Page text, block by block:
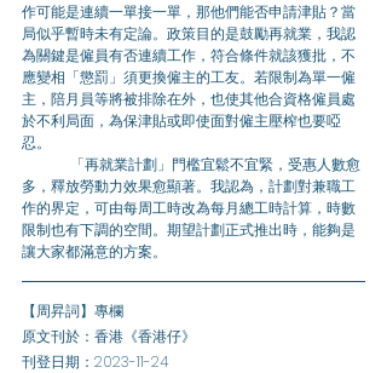
作可能是連續一單接一單，那他們能否申請津貼？當
局似乎暫時未有定論。政策目的是鼓勵再就業，我認
為關鍵是僱員有否連續工作，符合條件就該獲批，不
應變相「懲罰」須更換僱主的工友。若限制為單一僱
主，陪月員等將被排除在外，也使其他合資格僱員處
於不利局面，為保津貼或即使面對僱主壓榨也要啞
忍。
多，釋放勞動力效果愈顯著。我認為，計劃對兼職工
作的界定，可由每周工時改為每月總工時計算，時數
限制也有下調的空間。期望計劃正式推出時，能夠是
讓大家都滿意的方案。
【周昇詞】專欄
原文刊於：香港《香港仔》
刊登日期：2023-11-24